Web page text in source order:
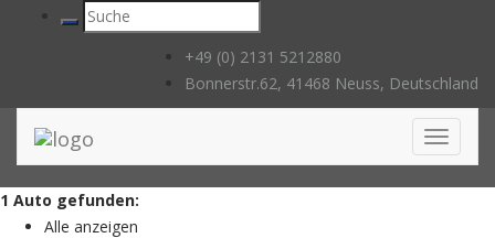
+49 (0) 2131 5212880
Bonnerstr.62, 41468 Neuss, Deutschland
Toggle
1 Auto gefunden:
Alle anzeigen